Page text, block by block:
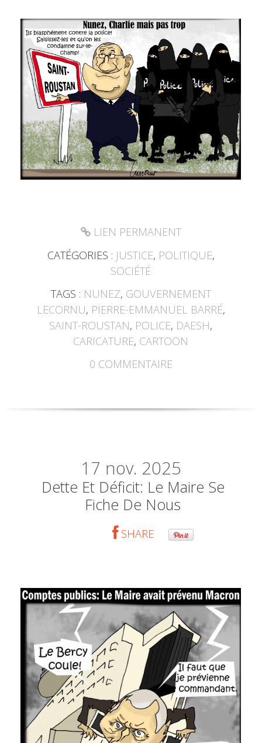
LIEN PERMANENT
CATÉGORIES : JUSTICE, POLITIQUE,
SOCIÉTÉ
TAGS : NUNEZ, GOUVERNEMENT
LECORNU, PIERRE-EMMANUEL BARRÉ,
SAINT-ROUSTAN, POLICE, DAESH,
CARICATURE, CARTOON
0 COMMENTAIRE
17 nov. 2025
Dette Et Déficit: Le Maire Se
Fiche De Nous
SHARE